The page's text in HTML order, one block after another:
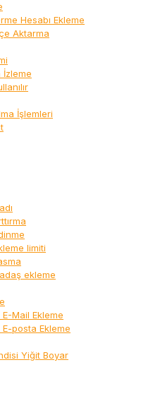
Hesabı Ekleme
Aktarma
İzleme
İşlemleri
limiti
ekleme
Mail Ekleme
posta Ekleme
Yiğit Boyar